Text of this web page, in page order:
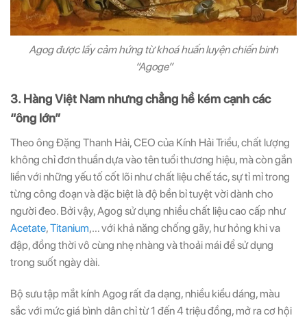
Agog được lấy cảm hứng từ khoá huấn luyện chiến binh
“Agoge”
3. Hàng Việt Nam nhưng chẳng hề kém cạnh các
“ông lớn”
Theo ông Đặng Thanh Hải, CEO của Kính Hải Triều, chất lượng
không chỉ đơn thuần dựa vào tên tuổi thương hiệu, mà còn gắn
liền với những yếu tố cốt lõi như chất liệu chế tác, sự tỉ mỉ trong
từng công đoạn và đặc biệt là độ bền bỉ tuyệt vời dành cho
người đeo. Bởi vậy, Agog sử dụng nhiều chất liệu cao cấp như
Acetate,Titanium,… với khả năng chống gãy, hư hỏng khi va
đập, đồng thời vô cùng nhẹ nhàng và thoải mái để sử dụng
trong suốt ngày dài.
Bộ sưu tập mắt kính Agog rất đa dạng, nhiều kiểu dáng, màu
sắc với mức giá bình dân chỉ từ 1 đến 4 triệu đồng, mở ra cơ hội